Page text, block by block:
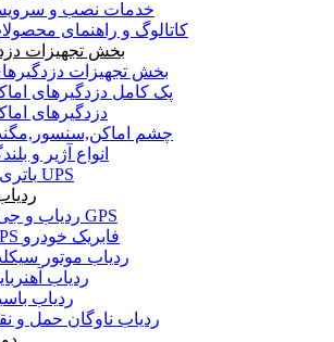
خدمات نصب و
کاتالوگ و راهنمای
بخش تجهیزات
بخش تجهیزات
پک کامل دزدگیرهای
دزدگیرهای
چشم
انواع آژیر و
باتری و UPS
ردیاب و جی پی اس GPS
GPS فابریک خودرو
ردیاب موتور
ردیاب
ردیاب
ردیاب ناوگان حمل و